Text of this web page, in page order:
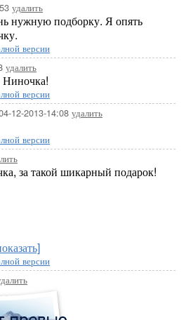
[показать]
удалить
нужную подборку. Я опять
версии
удалить
Ниночка!
версии
12-2013-14:08 удалить
версии
за такой шикарный подарок!
версии